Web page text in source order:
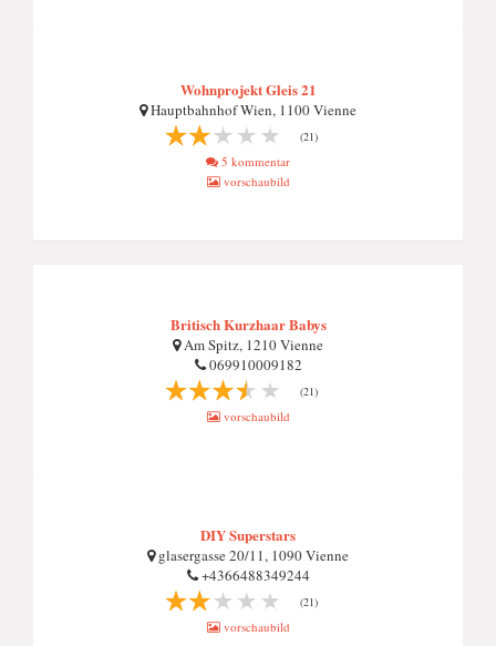
Wohnprojekt Gleis 21
Hauptbahnhof Wien, 1100 Vienne
(21)
5 kommentar
vorschaubild
Britisch Kurzhaar Babys
Am Spitz, 1210 Vienne
069910009182
(21)
vorschaubild
DIY Superstars
glasergasse 20/11, 1090 Vienne
+4366488349244
(21)
vorschaubild